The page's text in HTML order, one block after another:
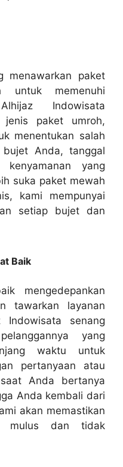
menawarkan paket
untuk memenuhi
Indowisata
jenis paket umroh,
menentukan salah
Anda, tanggal
yang
suka paket mewah
kami mempunyai
setiap bujet dan
Baik
mengedepankan
tawarkan layanan
senang
yang
waktu untuk
pertanyaan atau
Anda bertanya
Anda kembali dari
akan memastikan
mulus dan tidak